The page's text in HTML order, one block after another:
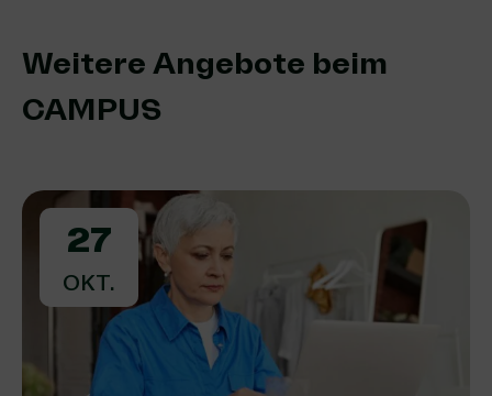
Weitere Angebote beim
CAMPUS
27
OKT.